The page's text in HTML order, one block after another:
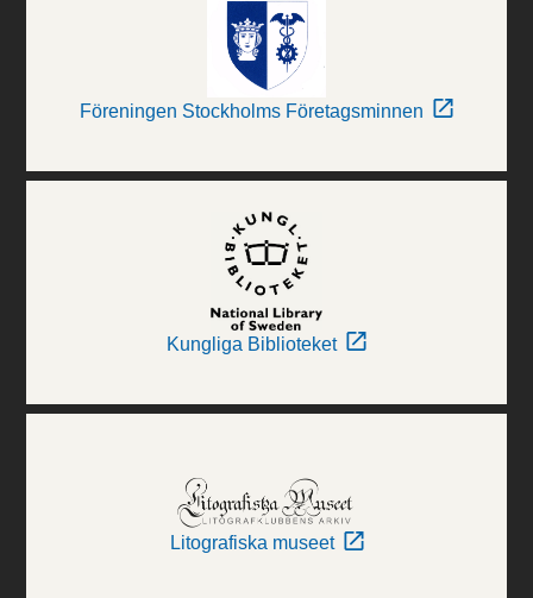
Föreningen Stockholms Företagsminnen
Kungliga Biblioteket
Litografiska museet